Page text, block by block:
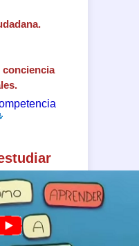
conciencia